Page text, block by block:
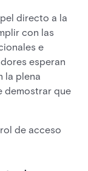
directo a la
con las
e
esperan
la plena
demostrar que
de acceso